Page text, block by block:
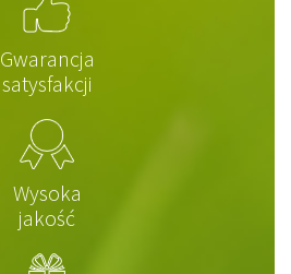
Gwarancja
satysfakcji
Wysoka
jakość